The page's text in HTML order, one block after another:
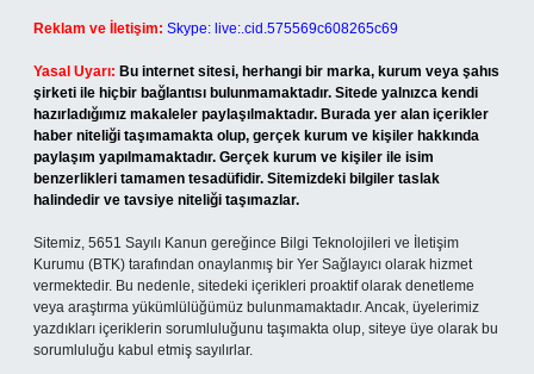
Reklam ve İletişim: Skype: live:.cid.575569c608265c69
Yasal Uyarı: Bu internet sitesi, herhangi bir marka, kurum veya şahıs
şirketi ile hiçbir bağlantısı bulunmamaktadır. Sitede yalnızca kendi
hazırladığımız makaleler paylaşılmaktadır. Burada yer alan içerikler
haber niteliği taşımamakta olup, gerçek kurum ve kişiler hakkında
paylaşım yapılmamaktadır. Gerçek kurum ve kişiler ile isim
benzerlikleri tamamen tesadüfidir. Sitemizdeki bilgiler taslak
halindedir ve tavsiye niteliği taşımazlar.
Sitemiz, 5651 Sayılı Kanun gereğince Bilgi Teknolojileri ve İletişim
Kurumu (BTK) tarafından onaylanmış bir Yer Sağlayıcı olarak hizmet
vermektedir. Bu nedenle, sitedeki içerikleri proaktif olarak denetleme
veya araştırma yükümlülüğümüz bulunmamaktadır. Ancak, üyelerimiz
yazdıkları içeriklerin sorumluluğunu taşımakta olup, siteye üye olarak bu
sorumluluğu kabul etmiş sayılırlar.